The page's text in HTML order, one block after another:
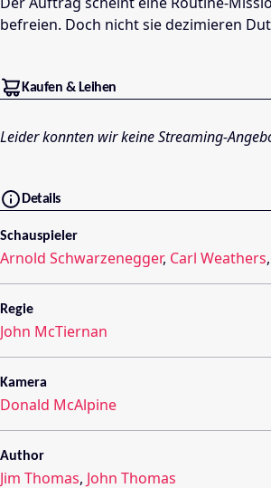
befreien. Doch nicht sie dezimieren
Kaufen & Leihen
Leider konnten wir keine Streaming-
Details
Schauspieler
Arnold Schwarzenegger, Carl Weathers,
Regie
John McTiernan
Kamera
Donald McAlpine
Author
Jim Thomas, John Thomas